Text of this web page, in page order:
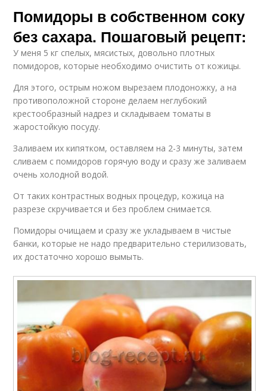
Помидоры в собственном соку
без сахара. Пошаговый рецепт:
У меня 5 кг спелых, мясистых, довольно плотных
помидоров, которые необходимо очистить от кожицы.
Для этого, острым ножом вырезаем плодоножку, а на
противоположной стороне делаем неглубокий
крестообразный надрез и складываем томаты в
жаростойкую посуду.
Заливаем их кипятком, оставляем на 2-3 минуты, затем
сливаем с помидоров горячую воду и сразу же заливаем
очень холодной водой.
От таких контрастных водных процедур, кожица на
разрезе скручивается и без проблем снимается.
Помидоры очищаем и сразу же укладываем в чистые
банки, которые не надо предварительно стерилизовать,
их достаточно хорошо вымыть.